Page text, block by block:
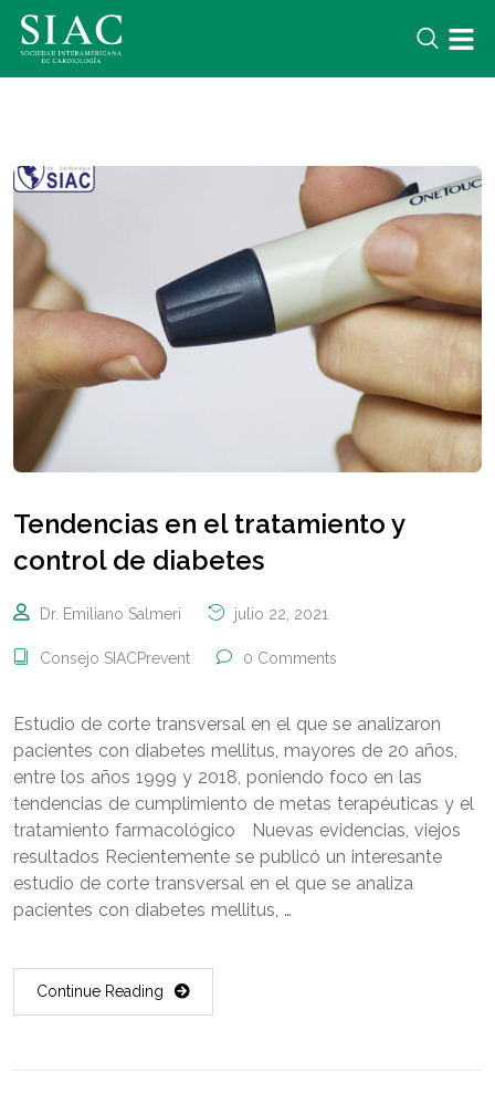
Tendencias en el tratamiento y
control de diabetes
Dr. Emiliano Salmeri julio 22, 2021
Consejo SIACPrevent 0 Comments
Estudio de corte transversal en el que se analizaron
pacientes con diabetes mellitus, mayores de 20 años,
entre los años 1999 y 2018, poniendo foco en las
tendencias de cumplimiento de metas terapéuticas y el
tratamiento farmacológico Nuevas evidencias, viejos
resultados Recientemente se publicó un interesante
estudio de corte transversal en el que se analiza
pacientes con diabetes mellitus, …
Continue Reading